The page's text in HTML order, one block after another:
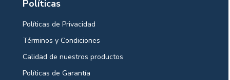
Políticas
Políticas de Privacidad
Términos y Condiciones
Calidad de nuestros productos
Políticas de Garantía